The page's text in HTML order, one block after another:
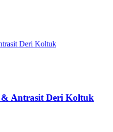
Antrasit Deri Koltuk